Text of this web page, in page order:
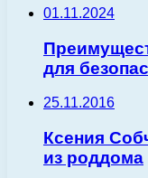
01.11.2024
для
25.11.2016
Ксения
из роддома